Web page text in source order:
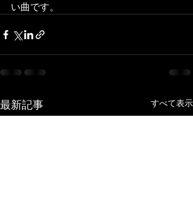
い曲です。
最新記事 すべて表示